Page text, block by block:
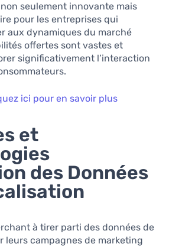
seulement innovante mais
pour les entreprises qui
aux dynamiques du marché
offertes sont vastes et
significativement l’interaction
ici pour en savoir plus
et
des Données
à tirer parti des données de
leurs campagnes de marketing